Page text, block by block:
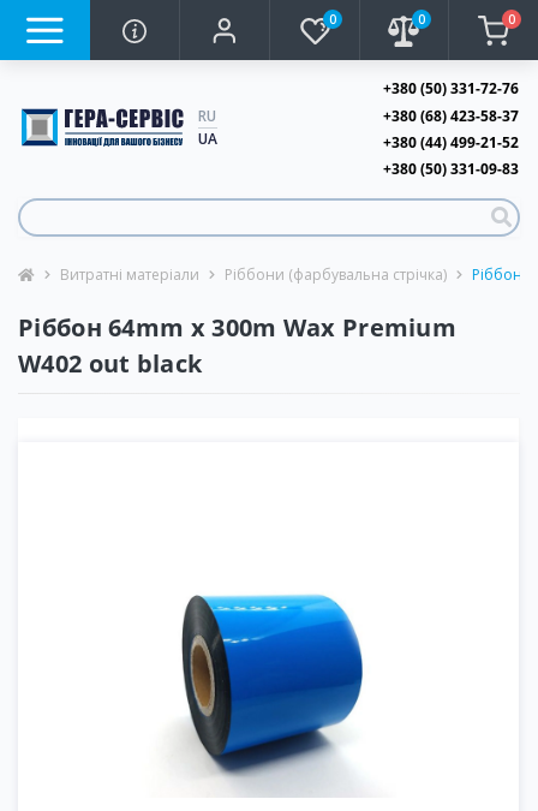
0 0 0
RU
UA
+380 (50) 331-72-76
+380 (68) 423-58-37
+380 (44) 499-21-52
+380 (50) 331-09-83
Витратні матеріали Ріббони (фарбувальна стрічка) Ріббон
Ріббон 64mm x 300m Wax Premium
W402 out black